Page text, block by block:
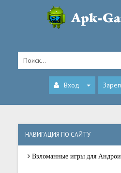
Вход
НАВИГАЦИЯ ПО САЙТУ
Взломанные игры для